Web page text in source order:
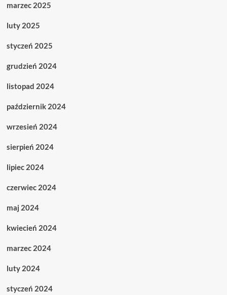
marzec 2025
luty 2025
styczeń 2025
grudzień 2024
listopad 2024
październik 2024
wrzesień 2024
sierpień 2024
lipiec 2024
czerwiec 2024
maj 2024
kwiecień 2024
marzec 2024
luty 2024
styczeń 2024